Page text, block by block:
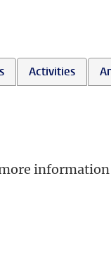
Activities
information